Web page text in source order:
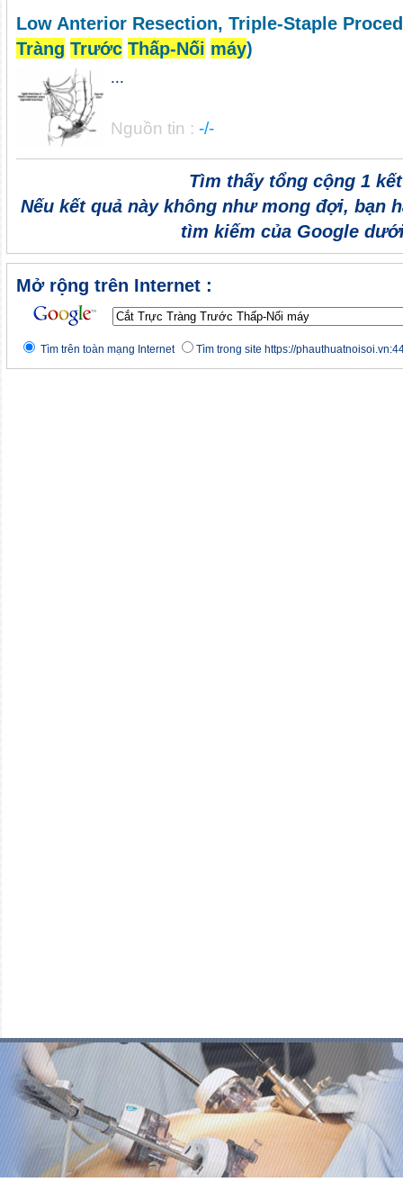
Low Anterior Resection, Triple-Staple
Tràng Trước Thấp-Nối máy)
...
Nguồn tin : -/-
Tìm thấy tổng cộng 1
Nếu kết quả này không như mong đợi, bạn
tìm kiếm của Google
Mở rộng trên Internet :
Tìm trên toàn mạng Internet Tìm trong site https://